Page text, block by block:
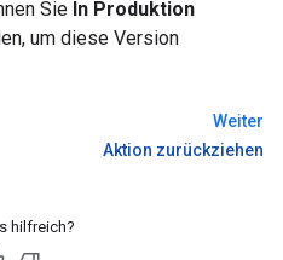
Sie In Produktion
um diese Version
Weiter
Aktion zurückziehen
hilfreich?